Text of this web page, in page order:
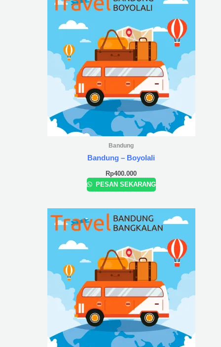
Bandung
Bandung – Boyolali
Rp400.000
PESAN SEKARANG